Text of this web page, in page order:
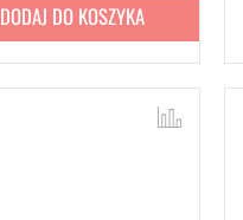
DODAJ DO KOSZYKA